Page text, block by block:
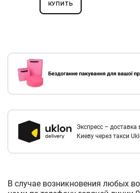
КУПИТЬ
Экспресс – доставка
Киеву через такси
В случае возникновения любых